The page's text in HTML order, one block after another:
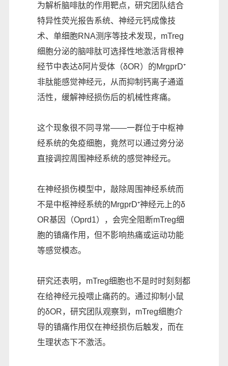
为解析脑啡肽的作用靶点，研究团队结合
特异性荧光报告系统、神经元钙成像技
术、单细胞RNA测序等技术发现，mTreg
细胞分泌的脑啡肽可选择性地激活背根神
经节中表达δ阿片受体（δOR）的MrgprD⁺
非肽能感觉神经元，从而抑制钙离子通道
活性，缓解神经损伤后的机械性疼痛。
这个现象很不同寻常——一群位于中枢神
经系统的免疫细胞，竟然可以通过旁分泌
直接调控周围神经系统的感觉神经元。
在神经损伤模型中，敲除周围神经系统而
不是中枢神经系统的MrgprD⁺神经元上的δ
OR基因（Oprd1），会完全阻断mTreg细
胞的镇痛作用，但不影响热痛或运动功能
等感觉模态。
研究还表明，mTreg细胞也不是时时刻刻都
在给神经元投喂止痛药的。通过抑制小鼠
的δOR，研究团队观察到，mTreg细胞介
导的镇痛作用仅在神经损伤后触发，而在
生理状态下不激活。